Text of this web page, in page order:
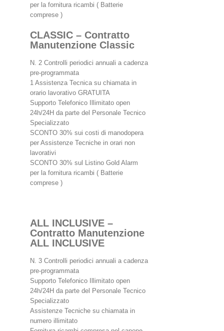
per la fornitura ricambi ( Batterie
comprese )
CLASSIC – Contratto
Manutenzione Classic
N. 2 Controlli periodici annuali a cadenza
pre-programmata
1 Assistenza Tecnica su chiamata in
orario lavorativo GRATUITA
Supporto Telefonico Illimitato open
24h/24H da parte del Personale Tecnico
Specializzato
SCONTO 30% sui costi di manodopera
per Assistenze Tecniche in orari non
lavorativi
SCONTO 30% sul Listino Gold Alarm
per la fornitura ricambi ( Batterie
comprese )
ALL INCLUSIVE –
Contratto Manutenzione
ALL INCLUSIVE
N. 3 Controlli periodici annuali a cadenza
pre-programmata
Supporto Telefonico Illimitato open
24h/24H da parte del Personale Tecnico
Specializzato
Assistenze Tecniche su chiamata in
numero illimitato